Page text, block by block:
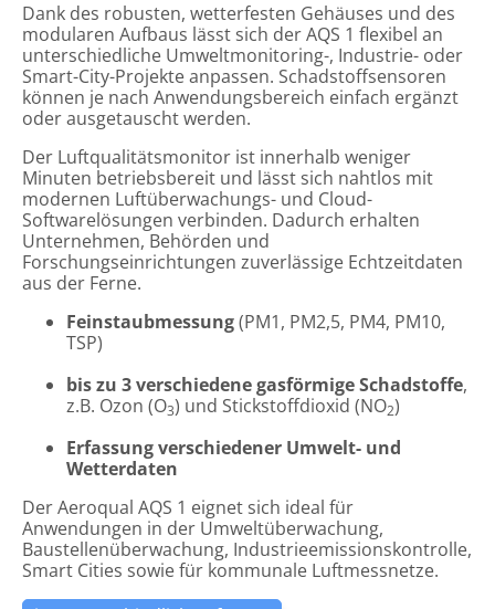
Dank des robusten, wetterfesten Gehäuses und des
modularen Aufbaus lässt sich der AQS 1 flexibel an
unterschiedliche Umweltmonitoring-, Industrie- oder
Smart-City-Projekte anpassen. Schadstoffsensoren
können je nach Anwendungsbereich einfach ergänzt
oder ausgetauscht werden.
Der Luftqualitätsmonitor ist innerhalb weniger
Minuten betriebsbereit und lässt sich nahtlos mit
modernen Luftüberwachungs- und Cloud-
Softwarelösungen verbinden. Dadurch erhalten
Unternehmen, Behörden und
Forschungseinrichtungen zuverlässige Echtzeitdaten
aus der Ferne.
Feinstaubmessung(PM1, PM2,5, PM4, PM10,
TSP)
bis zu 3 verschiedene gasförmige Schadstoffe,
z.B. Ozon (O3) und Stickstoffdioxid (NO2)
Erfassung verschiedener Umwelt- und
Wetterdaten
Der Aeroqual AQS 1 eignet sich ideal für
Anwendungen in der Umweltüberwachung,
Baustellenüberwachung, Industrieemissionskontrolle,
Smart Cities sowie für kommunale Luftmessnetze.